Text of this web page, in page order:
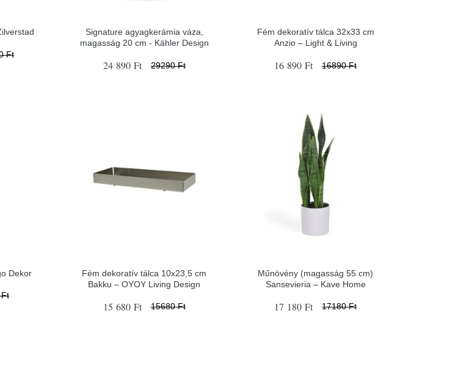
Ft
Signature agyagkerámia váza,
magasság 20 cm - Kähler Design
24 890 Ft 29290 Ft
Fém dekoratív tálca 32x33 cm
Anzio – Light & Living
16 890 Ft 16890 Ft
Dekor
Fém dekoratív tálca 10x23,5 cm
Bakku – OYOY Living Design
15 680 Ft 15680 Ft
Műnövény (magasság 55 cm)
Sansevieria – Kave Home
17 180 Ft 17180 Ft